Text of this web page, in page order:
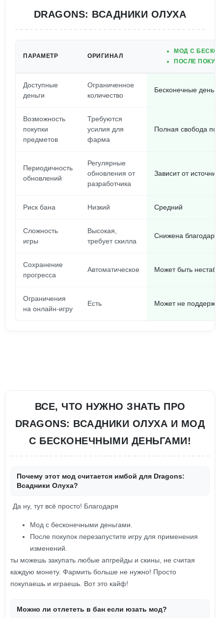
DRAGONS: ВСАДНИКИ ОЛУХА
ПАРАМЕТР ОРИГИНАЛ
МОД С
ПОСЛЕ
Доступные
деньги
Ограниченное
количество
Бесконечные деньги
Возможность
покупки
предметов
Требуются
усилия для
фарма
Полная свобода
Периодичность
обновлений
Регулярные
обновления от
разработчика
Зависит от
Риск бана Низкий Средний
Сложность
игры
Высокая,
требует скилла
Снижена
Сохранение
прогресса
Автоматическое Может быть
Ограничения
на онлайн-игру
Есть Может не
ВСЕ, ЧТО НУЖНО ЗНАТЬ ПРО
DRAGONS: ВСАДНИКИ ОЛУХА И МОД
С БЕСКОНЕЧНЫМИ ДЕНЬГАМИ!
Почему этот мод считается имбой для Dragons:
Всадники Олуха?
Да ну, тут всё просто! Благодаря
Мод с бесконечными деньгами.
После покупок перезапустите игру для применения
изменений.
ты можешь закупать любые апгрейды и скины, не считая
каждую монету. Фармить больше не нужно! Просто
покупаешь и играешь. Вот это кайф!
Можно ли отлететь в бан если юзать мод?